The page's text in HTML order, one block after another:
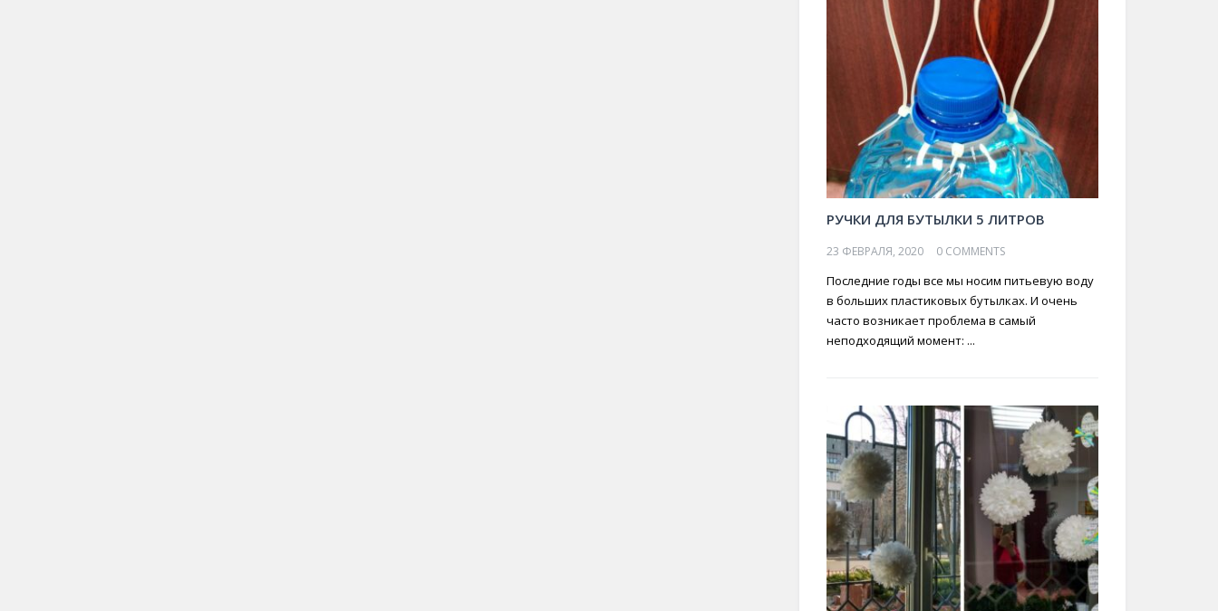
РУЧКИ ДЛЯ БУТЫЛКИ 5 ЛИТРОВ
23 ФЕВРАЛЯ, 2020 0 COMMENTS
Последние годы все мы носим питьевую воду
в больших пластиковых бутылках. И очень
часто возникает проблема в самый
неподходящий момент: ...